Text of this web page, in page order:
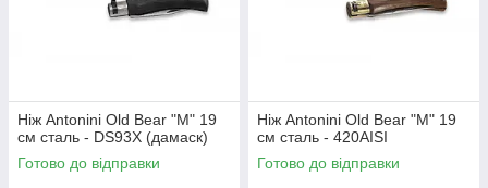
Ніж Antonini Old Bear "M" 19
см сталь - DS93X (дамаск)
Готово до відправки
Ніж Antonini Old Bear "M" 19
см сталь - 420AISI
Готово до відправки